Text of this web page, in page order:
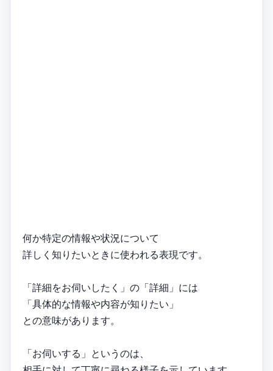
何か特定の情報や状況について
詳しく知りたいときに使われる表現です。
「詳細をお伺いしたく」の「詳細」には
「具体的な情報や内容が知りたい」
との意味があります。
「お伺いする」というのは、